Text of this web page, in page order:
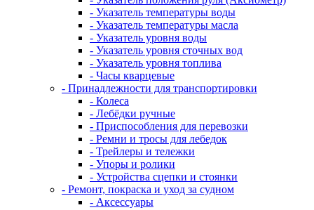
- Указатель температуры воды
- Указатель температуры масла
- Указатель уровня воды
- Указатель уровня сточных вод
- Указатель уровня топлива
- Часы кварцевые
- Принадлежности для транспортировки
- Колеса
- Лебёдки ручные
- Приспособления для перевозки
- Ремни и тросы для лебедок
- Трейлеры и тележки
- Упоры и ролики
- Устройства сцепки и стоянки
- Ремонт, покраска и уход за судном
- Аксессуары